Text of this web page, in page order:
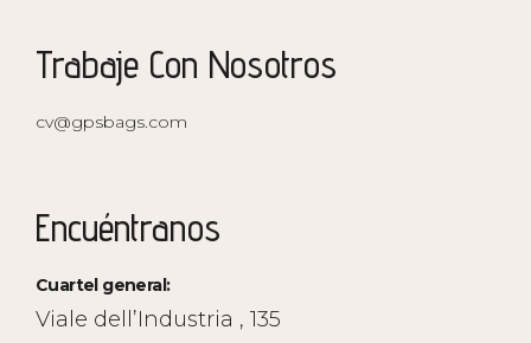
Trabaje Con Nosotros
cv@gpsbags.com
Encuéntranos
Cuartel general:
Viale dell’Industria , 135